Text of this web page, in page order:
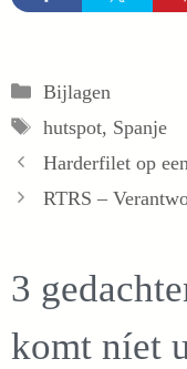
Categorieën
Bijlagen
Tags
hutspot, Spanje
Harderfilet op
RTRS –
3
komt níet